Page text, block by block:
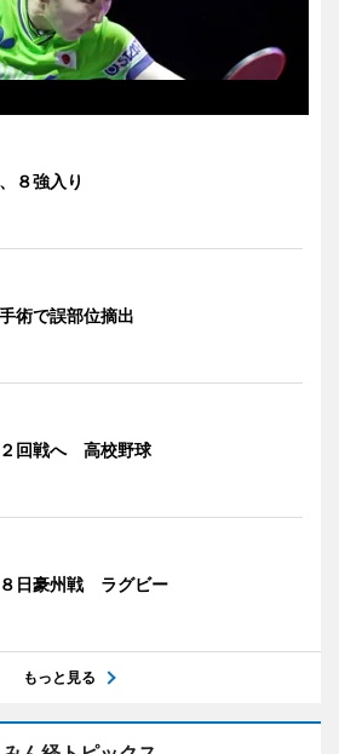
８強入り
術で誤部位摘出
回戦へ 高校野球
日豪州戦 ラグビー
もっと見る